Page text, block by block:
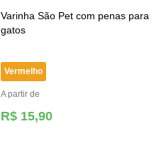
Varinha São Pet com penas para
gatos
Vermelho
A partir de
R$ 15,90